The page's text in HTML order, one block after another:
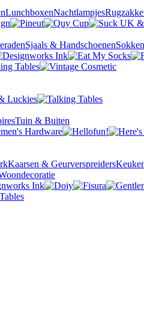
LunchboxenNachtlampjes
Sjaals & Handschoenen
Tuin & Buiten
Kaarsen & Geurverspreiders